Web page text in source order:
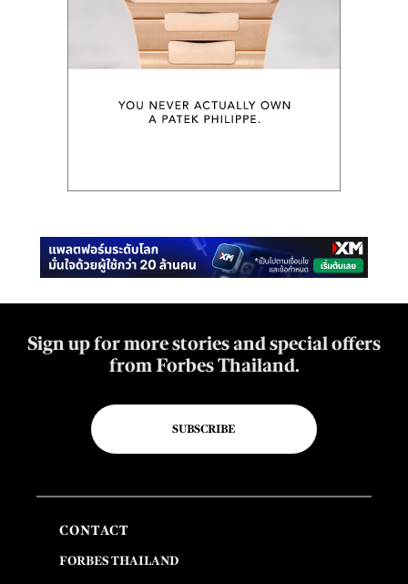
Sign up for more stories and special offers
from Forbes Thailand.
SUBSCRIBE
CONTACT
FORBES THAILAND